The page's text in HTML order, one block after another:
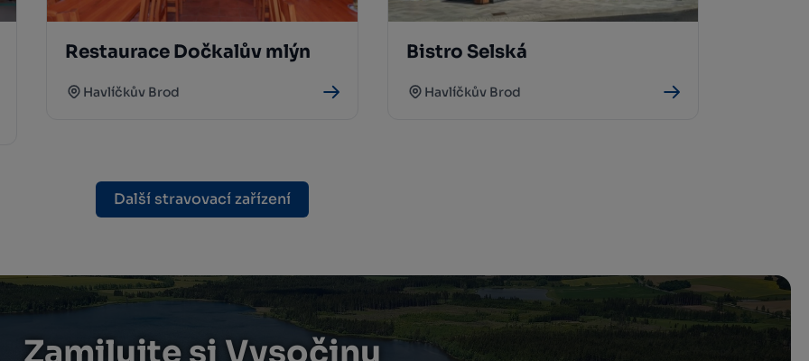
Restaurace Dočkalův mlýn
Havlíčkův Brod
Bistro Selská
Havlíčkův Brod
Další stravovací zařízení
Zamilujte si Vysočinu